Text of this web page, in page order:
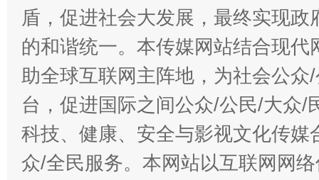
盾，促进社会大发展，最终实现
的和谐统一。本传媒网站结合现
助全球互联网主阵地，为社会公
台，促进国际之间公众/公民/大众/
科技、健康、安全与影视文化传
众/全民服务。本网站以互联网网